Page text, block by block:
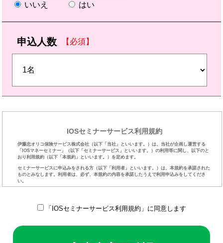
いいえ
はい
申込人数 【必須】
「IOSセミナーサービス利用規約」に同意します